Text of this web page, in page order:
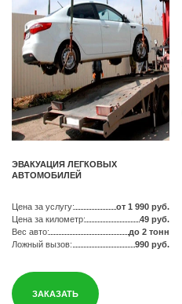
ЭВАКУАЦИЯ ЛЕГКОВЫХ
АВТОМОБИЛЕЙ
Цена за услугу:
от 1 990 руб.
Цена за километр:
49 руб.
Вес авто:
до 2 тонн
Ложный вызов:
990 руб.
ЗАКАЗАТЬ